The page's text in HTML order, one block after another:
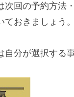
次回の予約方法
おきましょう。
分が選択する